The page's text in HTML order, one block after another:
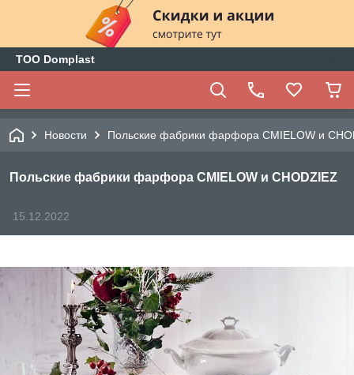
ТОО Domplast
Новости Польские фабрики фарфора CMIELOW и
Польские фабрики фарфора CMIELOW и CHODZIEZ
15.12.2022